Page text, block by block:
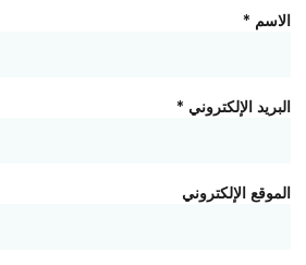
الاسم *
البريد الإلكتروني *
الموقع الإلكتروني